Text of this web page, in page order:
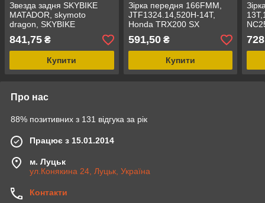
Звезда задня SKYBIKE
MATADOR, skymoto
dragon, SKYBIKE
LIGER428-44T D64/85-
6болтов
841,75 ₴
Купити
Зірка передня 166FMM,
JTF1324.14,520H-14T,
Honda TRX200 SX
Fourtrax,під шліц 5мм,
591,50₴
Купити
22/
728
Про нас
88% позитивних з 131 відгука за рік
Працює з 15.01.2014
м. Луцьк
ул.Конякина 24, Луцьк, Україна
Контакти